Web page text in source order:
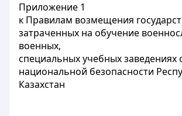
Приложение 1
к Правилам возмещения
затраченных на обучение
военных,
специальных учебных заведениях
национальной безопасности
Казахстан